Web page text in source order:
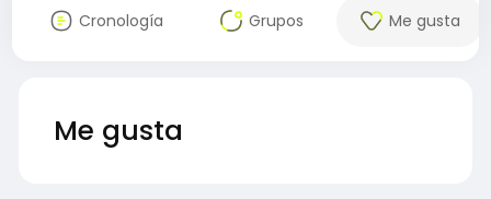
Cronología Grupos Me gusta
Me gusta